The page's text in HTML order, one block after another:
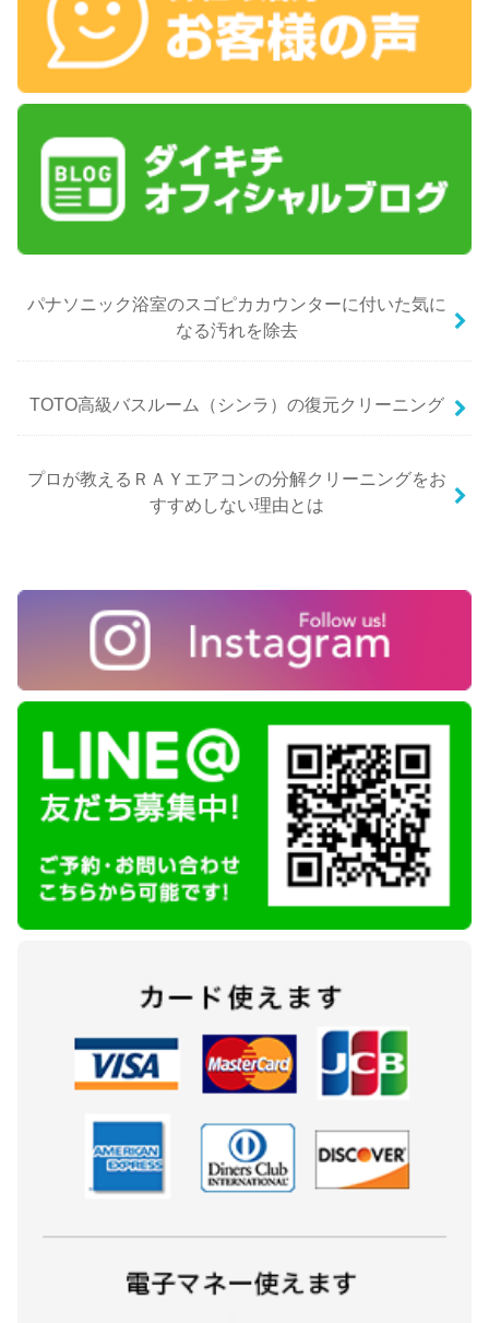
パナソニック浴室のスゴピカカウンターに付いた気に
なる汚れを除去
TOTO高級バスルーム（シンラ）の復元クリーニング
プロが教えるＲＡＹエアコンの分解クリーニングをお
すすめしない理由とは